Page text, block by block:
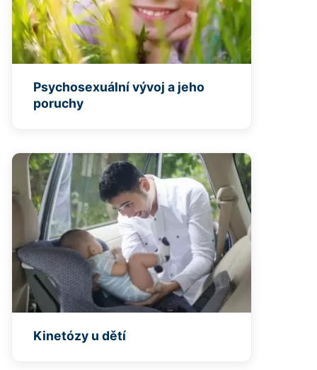
Psychosexuální vývoj a jeho
poruchy
Kinetózy u dětí